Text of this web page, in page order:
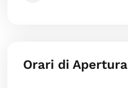
Orari di Apertura